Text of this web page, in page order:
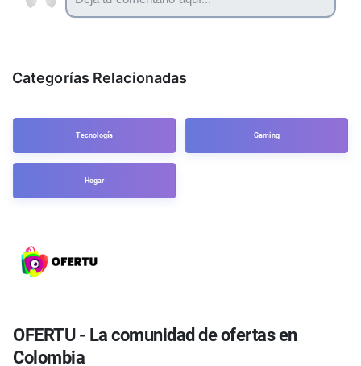
Categorías Relacionadas
Tecnología Gaming
Hogar
OFERTU - La comunidad de ofertas en
Colombia